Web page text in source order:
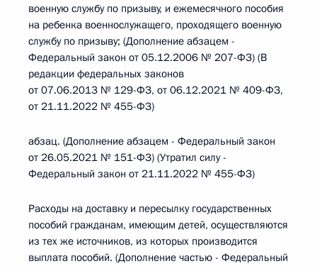
военную службу по призыву, и ежемесячного пособия
на ребенка военнослужащего, проходящего военную
службу по призыву; (Дополнение абзацем -
Федеральный закон от 05.12.2006 № 207-ФЗ) (В
редакции федеральных законов
от 07.06.2013 № 129-ФЗ, от 06.12.2021 № 409-ФЗ,
от 21.11.2022 № 455-ФЗ)
абзац. (Дополнение абзацем - Федеральный закон
от 26.05.2021 № 151-ФЗ) (Утратил силу -
Федеральный закон от 21.11.2022 № 455-ФЗ)
Расходы на доставку и пересылку государственных
пособий гражданам, имеющим детей, осуществляются
из тех же источников, из которых производится
выплата пособий. (Дополнение частью - Федеральный